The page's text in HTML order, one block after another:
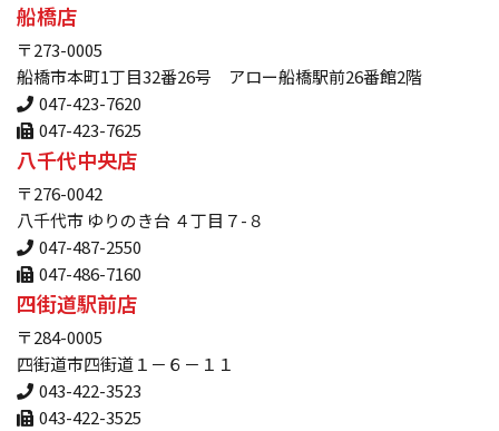
船橋店
〒273-0005
船橋市本町1丁目32番26号 アロー船橋駅前26番館2階
047-423-7620
047-423-7625
八千代中央店
〒276-0042
八千代市 ゆりのき台 ４丁目７-８
047-487-2550
047-486-7160
四街道駅前店
〒284-0005
四街道市四街道１－６－１１
043-422-3523
043-422-3525